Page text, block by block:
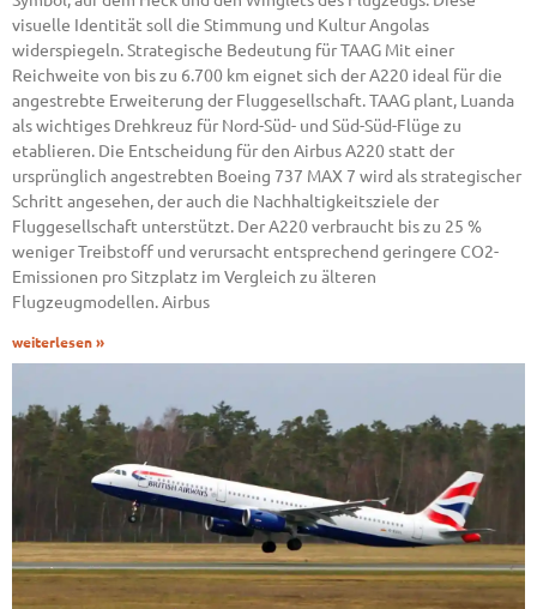
visuelle Identität soll die Stimmung und Kultur Angolas
widerspiegeln. Strategische Bedeutung für TAAG Mit einer
Reichweite von bis zu 6.700 km eignet sich der A220 ideal für die
angestrebte Erweiterung der Fluggesellschaft. TAAG plant, Luanda
als wichtiges Drehkreuz für Nord-Süd- und Süd-Süd-Flüge zu
etablieren. Die Entscheidung für den Airbus A220 statt der
ursprünglich angestrebten Boeing 737 MAX 7 wird als strategischer
Schritt angesehen, der auch die Nachhaltigkeitsziele der
Fluggesellschaft unterstützt. Der A220 verbraucht bis zu 25 %
weniger Treibstoff und verursacht entsprechend geringere CO2-
Emissionen pro Sitzplatz im Vergleich zu älteren
Flugzeugmodellen. Airbus
weiterlesen »